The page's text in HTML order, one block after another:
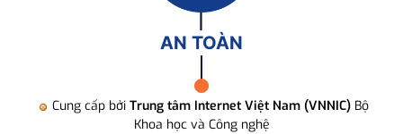
AN TOÀN
Cung cấp bởi Trung tâm Internet Việt Nam (VNNIC) Bộ
Khoa học và Công nghệ